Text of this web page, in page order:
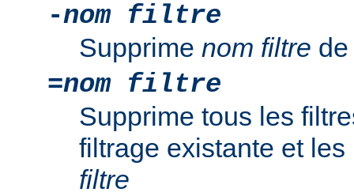
-nom filtre
Supprime nom filtre
=nom filtre
Supprime tous les
filtrage existante et
filtre